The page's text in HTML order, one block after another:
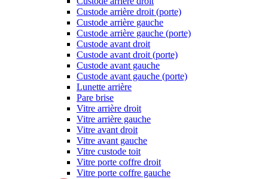
Custode arrière droit (porte)
Custode arrière gauche
Custode arrière gauche (porte)
Custode avant droit
Custode avant droit (porte)
Custode avant gauche
Custode avant gauche (porte)
Lunette arrière
Pare brise
Vitre arrière droit
Vitre arrière gauche
Vitre avant droit
Vitre avant gauche
Vitre custode toit
Vitre porte coffre droit
Vitre porte coffre gauche